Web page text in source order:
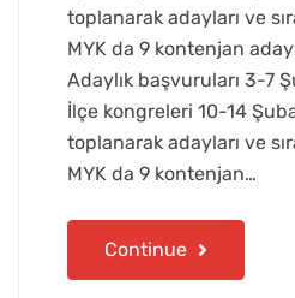
toplanarak adayları ve
MYK da 9 kontenjan
Adaylık başvuruları 3-7
İlçe kongreleri 10-14
toplanarak adayları ve
MYK da 9 kontenjan…
Continue